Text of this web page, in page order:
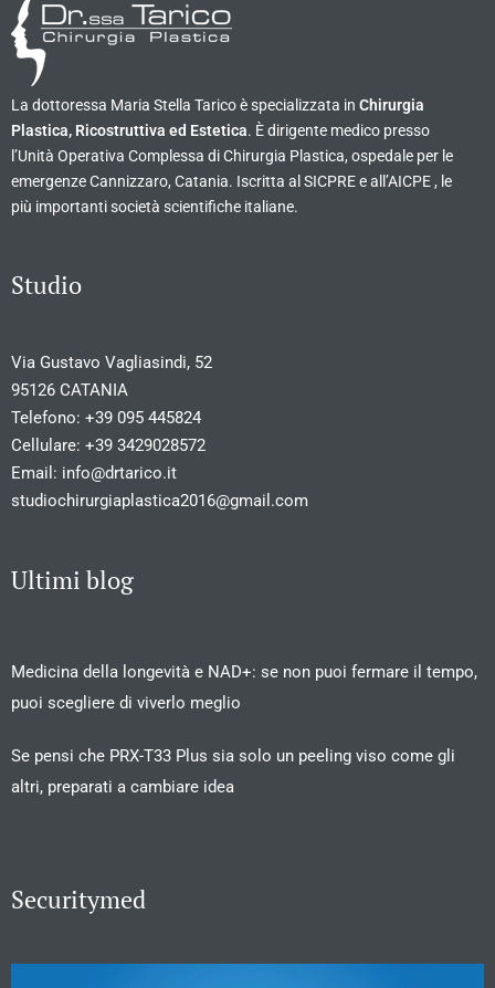
La dottoressa Maria Stella Tarico è specializzata in Chirurgia
Plastica, Ricostruttiva ed Estetica. È dirigente medico presso
l’Unità Operativa Complessa di Chirurgia Plastica, ospedale per le
emergenze Cannizzaro, Catania. Iscritta al SICPRE e all’AICPE , le
più importanti società scientifiche italiane.
Studio
Via Gustavo Vagliasindi, 52
95126 CATANIA
Telefono: +39 095 445824
Cellulare: +39 3429028572
Email: info@drtarico.it
studiochirurgiaplastica2016@gmail.com
Ultimi blog
Medicina della longevità e NAD+: se non puoi fermare il tempo,
puoi scegliere di viverlo meglio
Se pensi che PRX-T33 Plus sia solo un peeling viso come gli
altri, preparati a cambiare idea
Securitymed